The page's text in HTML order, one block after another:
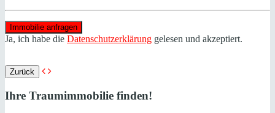
Ja, ich habe die Datenschutzerklärung gelesen und akzeptiert.
Zurück
Ihre Traumimmobilie finden!